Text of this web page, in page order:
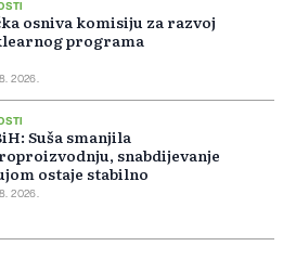
osniva komisiju za razvoj
programa
2026.
Suša smanjila
snabdijevanje
ostaje stabilno
2026.